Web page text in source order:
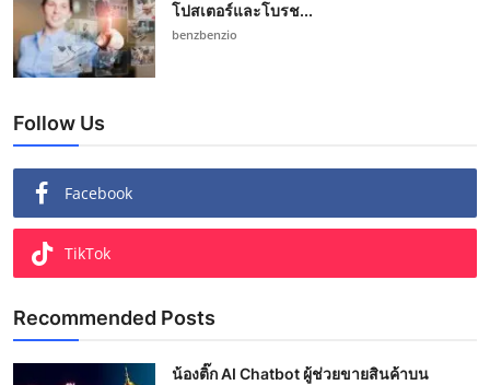
โปสเตอร์และโบรช...
benzbenzio
Follow Us
Facebook
TikTok
Recommended Posts
น้องติ๊ก AI Chatbot ผู้ช่วยขายสินค้าบน